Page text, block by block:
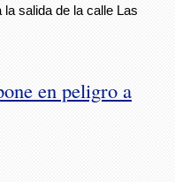
salida de la calle Las
en peligro a